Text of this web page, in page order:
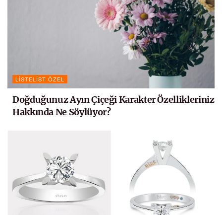
LISTELIST ÖZEL
Doğduğunuz Ayın Çiçeği Karakter Özellikleriniz
Hakkında Ne Söylüyor?